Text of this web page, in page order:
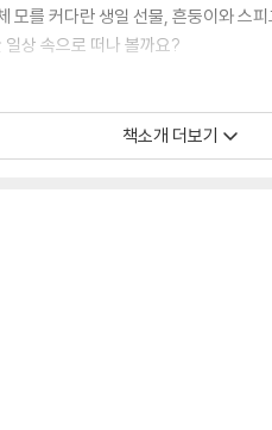
모를 커다란 생일 선물, 흔둥이와 스
상 속으로 떠나 볼까요?
코드에 맞춰 엄선한 에피소드를 앙
이미의 연애 코치, 으뜸이의 기막힌
놀이 페이지가 수록되어 있습니다.
스한 만화로 풀어 냈습니다. 웃음을
매, 웃음 참기 대결 등 골라 읽는 재
만들기’, ‘위잉위잉 숨은 모기 찾기
책소개 더보기